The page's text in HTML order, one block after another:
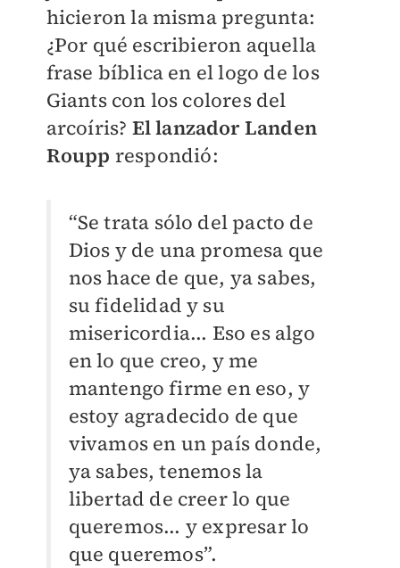
hicieron la misma pregunta:
¿Por qué escribieron aquella
frase bíblica en el logo de los
Giants con los colores del
arcoíris? El lanzador Landen
Roupp respondió:
“Se trata sólo del pacto de
Dios y de una promesa que
nos hace de que, ya sabes,
su fidelidad y su
misericordia... Eso es algo
en lo que creo, y me
mantengo firme en eso, y
estoy agradecido de que
vivamos en un país donde,
ya sabes, tenemos la
libertad de creer lo que
queremos... y expresar lo
que queremos”.